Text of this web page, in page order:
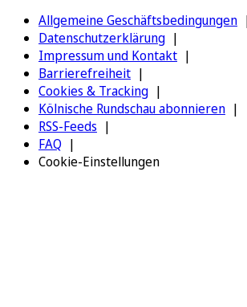
Allgemeine Geschäftsbedingungen
Datenschutzerklärung
Impressum und Kontakt
Barrierefreiheit
Cookies & Tracking
Kölnische Rundschau abonnieren
RSS-Feeds
FAQ
Cookie-Einstellungen